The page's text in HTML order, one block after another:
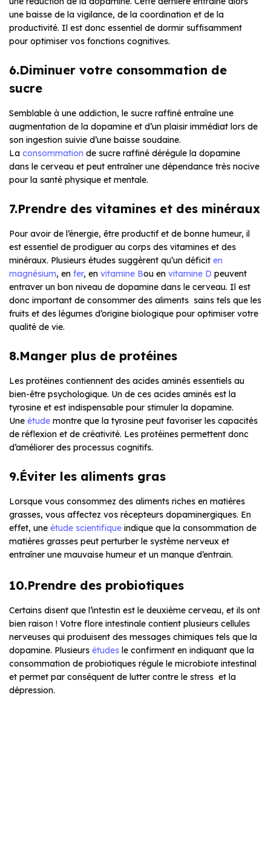
une baisse de la vigilance, de la coordination et de la
productivité. Il est donc essentiel de dormir suffisamment
pour optimiser vos fonctions cognitives.
6.Diminuer votre consommation de
sucre
Semblable à une addiction, le sucre raffiné entraîne une
augmentation de la dopamine et d’un plaisir immédiat lors de
son ingestion suivie d’une baisse soudaine.
La consommation de sucre raffiné dérégule la dopamine
dans le cerveau et peut entraîner une dépendance très nocive
pour la santé physique et mentale.
7.Prendre des vitamines et des minéraux
Pour avoir de l’énergie, être productif et de bonne humeur, il
est essentiel de prodiguer au corps des vitamines et des
minéraux. Plusieurs études suggèrent qu’un déficit en
magnésium, en fer, en vitamine Bou en vitamine D peuvent
entraver un bon niveau de dopamine dans le cerveau. Il est
donc important de consommer des aliments sains tels que les
fruits et des légumes d’origine biologique pour optimiser votre
qualité de vie.
8.Manger plus de protéines
Les protéines contiennent des acides aminés essentiels au
bien-être psychologique. Un de ces acides aminés est la
tyrosine et est indispensable pour stimuler la dopamine.
Une étude montre que la tyrosine peut favoriser les capacités
de réflexion et de créativité. Les protéines permettent donc
d’améliorer des processus cognitifs.
9.Éviter les aliments gras
Lorsque vous consommez des aliments riches en matières
grasses, vous affectez vos récepteurs dopaminergiques. En
effet, une étude scientifique indique que la consommation de
matières grasses peut perturber le système nerveux et
entraîner une mauvaise humeur et un manque d’entrain.
10.Prendre des probiotiques
Certains disent que l’intestin est le deuxième cerveau, et ils ont
bien raison ! Votre flore intestinale contient plusieurs cellules
nerveuses qui produisent des messages chimiques tels que la
dopamine. Plusieurs études le confirment en indiquant que la
consommation de probiotiques régule le microbiote intestinal
et permet par conséquent de lutter contre le stress et la
dépression.